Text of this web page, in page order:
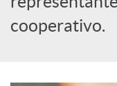
r
cooperativo.